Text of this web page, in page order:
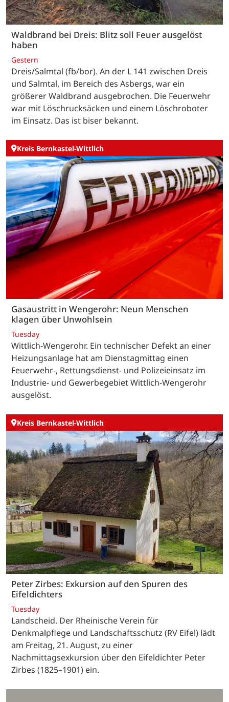
Waldbrand bei Dreis: Blitz soll Feuer ausgelöst
haben
Gestern
Dreis/Salmtal (fb/bor). An der L 141 zwischen Dreis
und Salmtal, im Bereich des Asbergs, war ein
größerer Waldbrand ausgebrochen. Die Feuerwehr
war mit Löschrucksäcken und einem Löschroboter
im Einsatz. Das ist biser bekannt.
Kreis Bernkastel-Wittlich
Gasaustritt in Wengerohr: Neun Menschen
klagen über Unwohlsein
Tuesday
Wittlich-Wengerohr. Ein technischer Defekt an einer
Heizungsanlage hat am Dienstagmittag einen
Feuerwehr-, Rettungsdienst- und Polizeieinsatz im
Industrie- und Gewerbegebiet Wittlich-Wengerohr
ausgelöst.
Kreis Bernkastel-Wittlich
Peter Zirbes: Exkursion auf den Spuren des
Eifeldichters
Tuesday
Landscheid. Der Rheinische Verein für
Denkmalpflege und Landschaftsschutz (RV Eifel) lädt
am Freitag, 21. August, zu einer
Nachmittagsexkursion über den Eifeldichter Peter
Zirbes (1825–1901) ein.